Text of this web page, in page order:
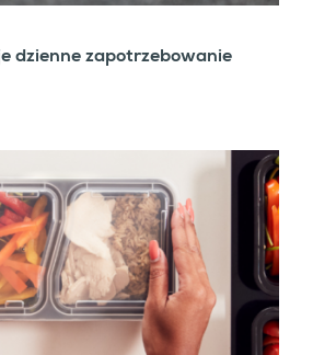
dzienne zapotrzebowanie